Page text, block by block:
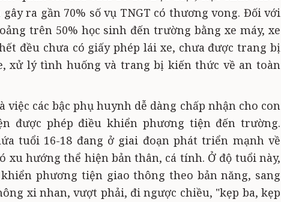
ra gần 70% số vụ TNGT có thương vong. Đối với
trên 50% học sinh đến trường bằng xe máy, xe
đều chưa có giấy phép lái xe, chưa được trang bị
xử lý tình huống và trang bị kiến thức về an toàn
việc các bậc phụ huynh dễ dàng chấp nhận cho con
được phép điều khiển phương tiện đến trường.
tuổi 16-18 đang ở giai đoạn phát triển mạnh về
xu hướng thể hiện bản thân, cá tính. Ở độ tuổi này,
phương tiện giao thông theo bản năng, sang
xi nhan, vượt phải, đi ngược chiều, "kẹp ba, kẹp